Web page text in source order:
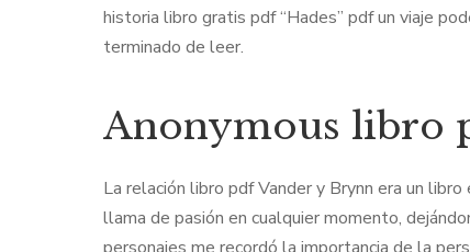
historia libro gratis pdf “Hades” pdf un viaje
terminado de leer.
Anonymous libro
La relación libro pdf Vander y Brynn era un
llama de pasión en cualquier momento,